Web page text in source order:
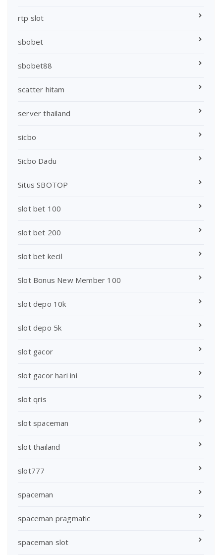
rtp slot
sbobet
sbobet88
scatter hitam
server thailand
sicbo
Sicbo Dadu
Situs SBOTOP
slot bet 100
slot bet 200
slot bet kecil
Slot Bonus New Member 100
slot depo 10k
slot depo 5k
slot gacor
slot gacor hari ini
slot qris
slot spaceman
slot thailand
slot777
spaceman
spaceman pragmatic
spaceman slot